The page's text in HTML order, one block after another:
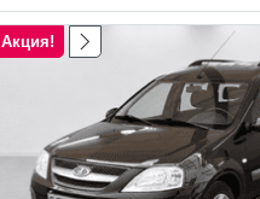
Акция!